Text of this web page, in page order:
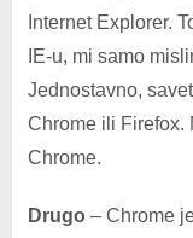
Internet Explorer.
IE-u, mi samo
Jednostavno,
Chrome ili Firefox.
Chrome.
Drugo– Chrome